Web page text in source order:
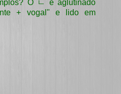
O ㄴ é aglutinado
+ vogal" e lido em